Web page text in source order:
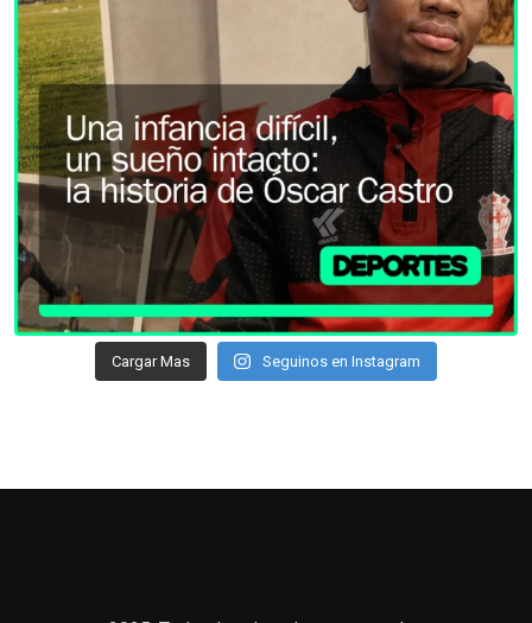
Cargar Mas Seguinos en Instagram